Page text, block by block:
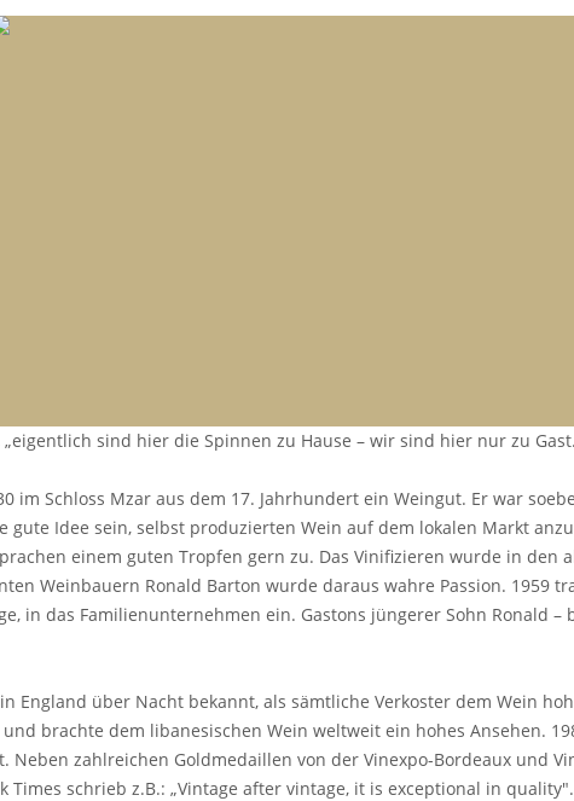
sind hier die Spinnen zu Hause – wir sind hier nur zu
im Schloss Mzar aus dem 17. Jahrhundert ein Weingut. Er war
gute Idee sein, selbst produzierten Wein auf dem lokalen Markt
einem guten Tropfen gern zu. Das Vinifizieren wurde in
Weinbauern Ronald Barton wurde daraus wahre Passion. 1959
in das Familienunternehmen ein. Gastons jüngerer Sohn Ronald
England über Nacht bekannt, als sämtliche Verkoster dem Wein
brachte dem libanesischen Wein weltweit ein hohes Ansehen.
Neben zahlreichen Goldmedaillen von der Vinexpo-Bordeaux und
Times schrieb z.B.: „Vintage after vintage, it is exceptional in